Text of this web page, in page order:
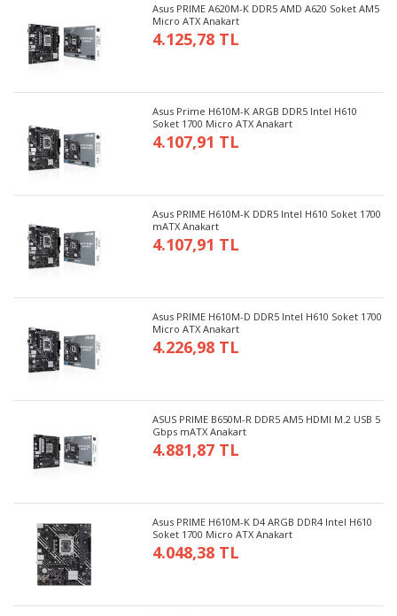
Asus PRIME A620M-K DDR5 AMD A620 Soket AM5
Micro ATX Anakart
4.125,78 TL
Asus Prime H610M-K ARGB DDR5 Intel H610
Soket 1700 Micro ATX Anakart
4.107,91 TL
Asus PRIME H610M-K DDR5 Intel H610 Soket 1700
mATX Anakart
4.107,91 TL
Asus PRIME H610M-D DDR5 Intel H610 Soket 1700
Micro ATX Anakart
4.226,98 TL
ASUS PRIME B650M-R DDR5 AM5 HDMI M.2 USB 5
Gbps mATX Anakart
4.881,87 TL
Asus PRIME H610M-K D4 ARGB DDR4 Intel H610
Soket 1700 Micro ATX Anakart
4.048,38 TL